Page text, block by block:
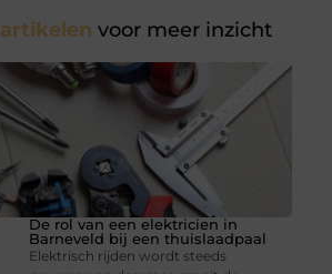
artikelen voor meer inzicht
De rol van een elektricien in
Barneveld bij een thuislaadpaal
Elektrisch rijden wordt steeds